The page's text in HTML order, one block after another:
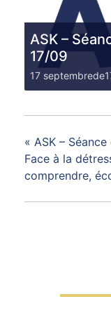
ASK –
17/09
17
« ASK –
Face à la
comprendre,